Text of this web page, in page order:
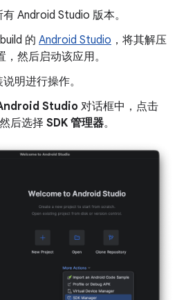
Android Studio 版本。
的 Android Studio ，将其解压
然后启动该应用。
明进行操作。
Studio 对话框中，点击
然后选择 SDK 管理器。